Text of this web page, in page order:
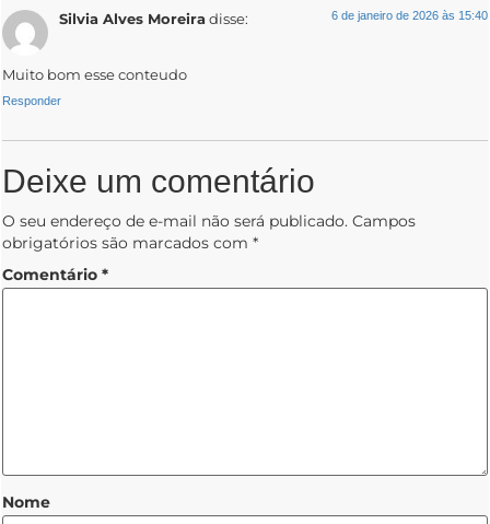
Silvia Alves Moreira disse: 6 de janeiro de 2026 às 15:40
Muito bom esse conteudo
Responder
Deixe um comentário
O seu endereço de e-mail não será publicado. Campos
obrigatórios são marcados com *
Comentário *
Nome